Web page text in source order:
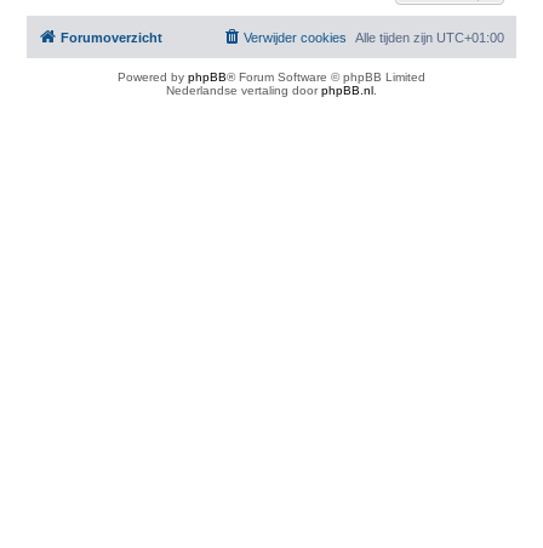
Forumoverzicht Alle tijden zijn UTC+01:00
Verwijder cookies
Powered by phpBB® Forum Software © phpBB Limited
Nederlandse vertaling doorphpBB.nl